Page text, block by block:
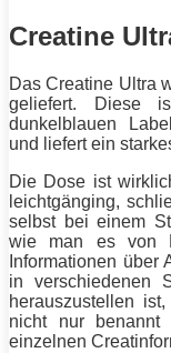
Creatine
Das Creatine Ultra
geliefert. Diese
dunkelblauen
und liefert ein
Die Dose ist
leichtgänging,
selbst bei einem
wie man es von
Informationen über
in verschiedenen
herauszustellen
nicht nur benannt
einzelnen